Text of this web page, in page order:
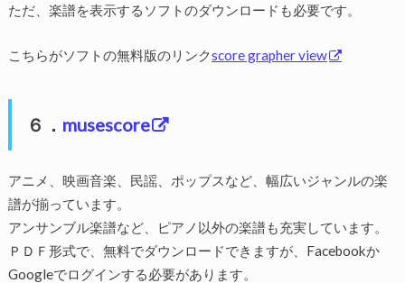
ただ、楽譜を表示するソフトのダウンロードも必要です。
こちらがソフトの無料版のリンクscore grapher view
６． musescore
アニメ、映画音楽、民謡、ポップスなど、幅広いジャンルの楽
譜が揃っています。
アンサンブル楽譜など、ピアノ以外の楽譜も充実しています。
ＰＤＦ形式で、無料でダウンロードできますが、Facebookか
Googleでログインする必要があります。